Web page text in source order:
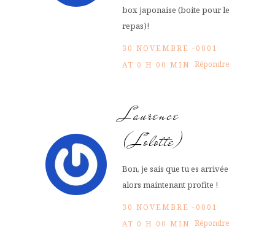
box japonaise (boite pour le
repas)!
30 NOVEMBRE -0001
AT 0 H 00 MIN Répondre
Laurence
(Lolotte)
Bon, je sais que tu es arrivée
alors maintenant profite !
30 NOVEMBRE -0001
AT 0 H 00 MIN Répondre